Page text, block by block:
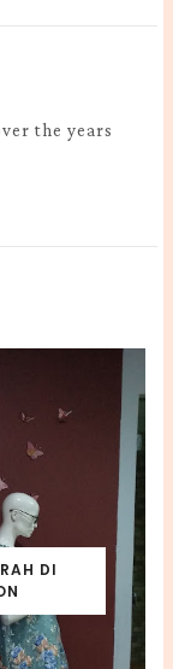
the years
DI